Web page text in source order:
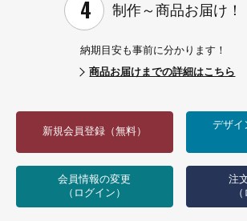
制作～商品お届け！
納期目安も事前に分かります！
商品お届けまでの詳細はこちら
新規会員登録（無料）
デザイ
会員情報の変更
（ログイン）
注